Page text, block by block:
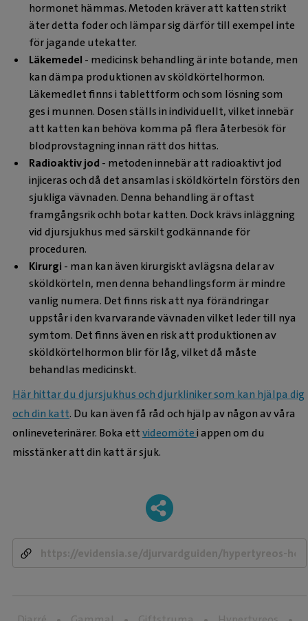
hormonet hämmas. Metoden kräver att katten strikt
äter detta foder och lämpar sig därför till exempel inte
för jagande utekatter.
Läkemedel - medicinsk behandling är inte botande, men
kan dämpa produktionen av sköldkörtelhormon.
Läkemedlet finns i tablettform och som lösning som
ges i munnen. Dosen ställs in individuellt, vilket innebär
att katten kan behöva komma på flera återbesök för
blodprovstagning innan rätt dos hittas.
Radioaktiv jod - metoden innebär att radioaktivt jod
injiceras och då det ansamlas i sköldkörteln förstörs den
sjukliga vävnaden. Denna behandling är oftast
framgångsrik ochh botar katten. Dock krävs inläggning
vid djursjukhus med särskilt godkännande för
proceduren.
Kirurgi - man kan även kirurgiskt avlägsna delar av
sköldkörteln, men denna behandlingsform är mindre
vanlig numera. Det finns risk att nya förändringar
uppstår i den kvarvarande vävnaden vilket leder till nya
symtom. Det finns även en risk att produktionen av
sköldkörtelhormon blir för låg, vilket då måste
behandlas medicinskt.
Här hittar du djursjukhus och djurkliniker som kan hjälpa dig
och din katt. Du kan även få råd och hjälp av någon av våra
onlineveterinärer. Boka ettvideomötei appen om du
misstänker att din katt är sjuk.
-